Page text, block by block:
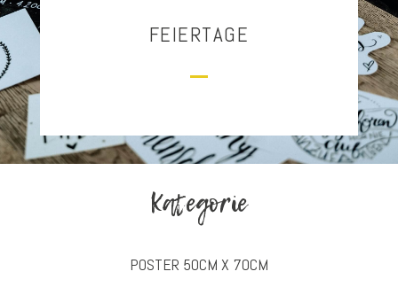
FEIERTAGE
Kategorie
POSTER 50CM X 70CM